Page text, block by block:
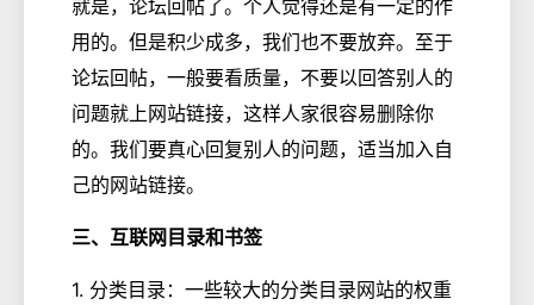
就是，论坛回帖了。个人觉得还是有一定的作
用的。但是积少成多，我们也不要放弃。至于
论坛回帖，一般要看质量，不要以回答别人的
问题就上网站链接，这样人家很容易删除你
的。我们要真心回复别人的问题，适当加入自
己的网站链接。
三、互联网目录和书签
1. 分类目录：一些较大的分类目录网站的权重